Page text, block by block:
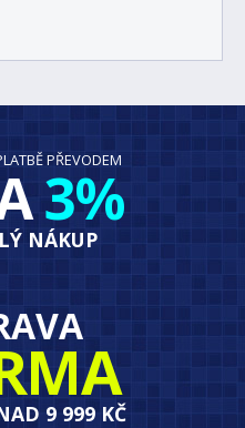
PŘEVODEM
3%
NÁKUP
9 999 KČ